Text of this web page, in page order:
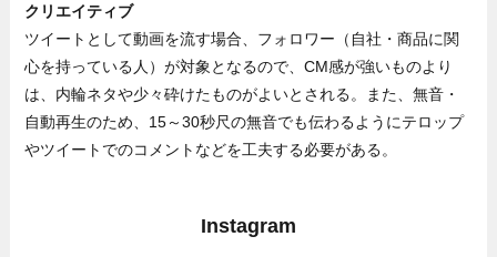
クリエイティブ
ツイートとして動画を流す場合、フォロワー（自社・商品に関
心を持っている人）が対象となるので、CM感が強いものより
は、内輪ネタや少々砕けたものがよいとされる。また、無音・
自動再生のため、15～30秒尺の無音でも伝わるようにテロップ
やツイートでのコメントなどを工夫する必要がある。
Instagram